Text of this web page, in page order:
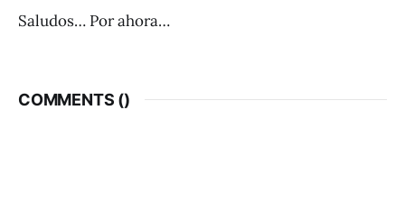
Saludos… Por ahora…
COMMENTS ()